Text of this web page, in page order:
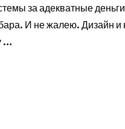
за адекватные
И не жалею. Дизайн и
…